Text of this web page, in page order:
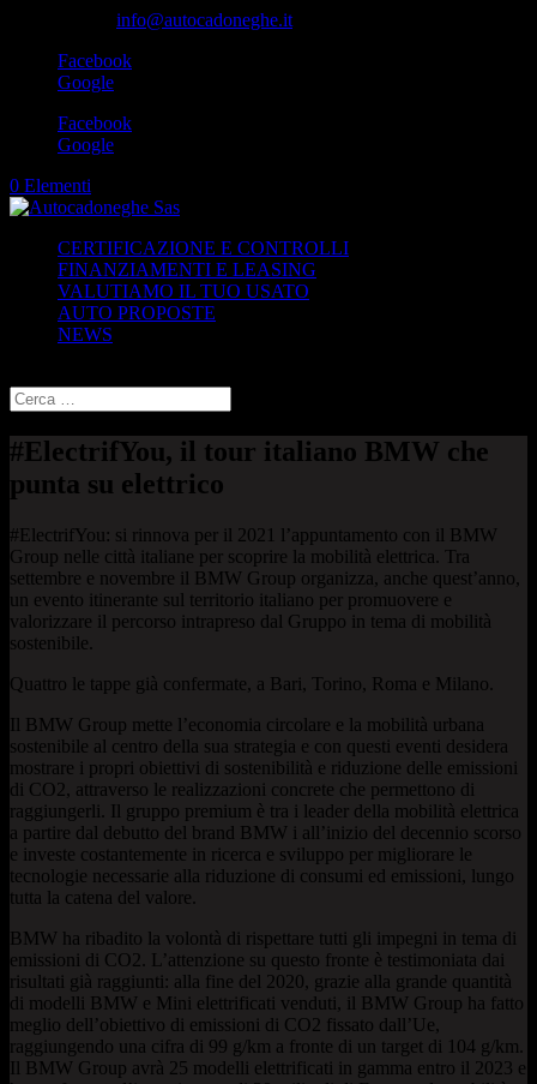
info@autocadoneghe.it
Facebook
Google
Facebook
Google
0 Elementi
CERTIFICAZIONE E CONTROLLI
FINANZIAMENTI E LEASING
VALUTIAMO IL TUO USATO
AUTO PROPOSTE
NEWS
#ElectrifYou, il tour italiano BMW che
punta su elettrico
#ElectrifYou: si rinnova per il 2021 l’appuntamento con il BMW
Group nelle città italiane per scoprire la mobilità elettrica. Tra
settembre e novembre il BMW Group organizza, anche quest’anno,
un evento itinerante sul territorio italiano per promuovere e
valorizzare il percorso intrapreso dal Gruppo in tema di mobilità
sostenibile.
Quattro le tappe già confermate, a Bari, Torino, Roma e Milano.
Il BMW Group mette l’economia circolare e la mobilità urbana
sostenibile al centro della sua strategia e con questi eventi desidera
mostrare i propri obiettivi di sostenibilità e riduzione delle emissioni
di CO2, attraverso le realizzazioni concrete che permettono di
raggiungerli. Il gruppo premium è tra i leader della mobilità elettrica
a partire dal debutto del brand BMW i all’inizio del decennio scorso
e investe costantemente in ricerca e sviluppo per migliorare le
tecnologie necessarie alla riduzione di consumi ed emissioni, lungo
tutta la catena del valore.
BMW ha ribadito la volontà di rispettare tutti gli impegni in tema di
emissioni di CO2. L’attenzione su questo fronte è testimoniata dai
risultati già raggiunti: alla fine del 2020, grazie alla grande quantità
di modelli BMW e Mini elettrificati venduti, il BMW Group ha fatto
meglio dell’obiettivo di emissioni di CO2 fissato dall’Ue,
raggiungendo una cifra di 99 g/km a fronte di un target di 104 g/km.
Il BMW Group avrà 25 modelli elettrificati in gamma entro il 2023 e